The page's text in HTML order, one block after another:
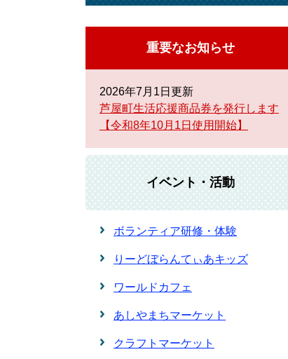
重要なお知らせ
2026年7月1日更新
芦屋町生活応援商品券を発行します
【令和8年10月1日使用開始】
イベント・活動
ボランティア研修・体験
りーどぼらんてぃあキッズ
ワールドカフェ
あしやまちマーケット
クラフトマーケット